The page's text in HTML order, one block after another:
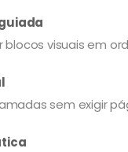
visuais em
sem exigir